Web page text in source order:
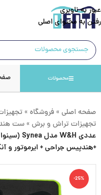
عبور به ناوبری
رفتن به محتوای اصلی
محصولات
صفحه اصلی » فروشگاه »
تجهیزات تراش و برش » ست
+هندپیس جراحی + ایرموتور و
-25%